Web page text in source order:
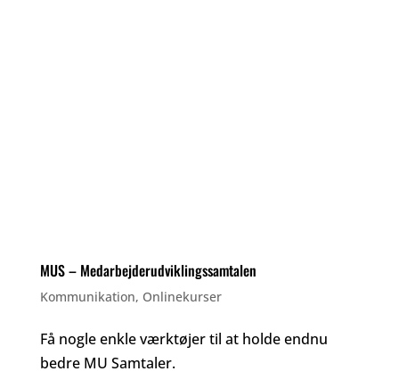
MUS – Medarbejderudviklingssamtalen
Kommunikation, Onlinekurser
Få nogle enkle værktøjer til at holde endnu
bedre MU Samtaler.